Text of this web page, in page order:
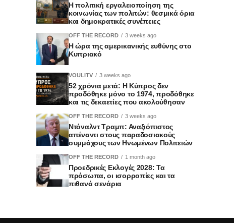
Η πολιτική εργαλειοποίηση της
κοινωνίας των πολιτών: θεσμικά όρια
και δημοκρατικές συνέπειες
OFF THE RECORD 3 weeks ago
Η ώρα της αμερικανικής ευθύνης στο
Κυπριακό
VOULITV 3 weeks ago
52 χρόνια μετά: Η Κύπρος δεν
προδόθηκε μόνο το 1974, προδόθηκε
και τις δεκαετίες που ακολούθησαν
OFF THE RECORD 3 weeks ago
Ντόναλντ Τραμπ: Αναξιόπιστος
απέναντι στους παραδοσιακούς
συμμάχους των Ηνωμένων Πολιτειών
OFF THE RECORD 1 month ago
Προεδρικές Εκλογές 2028: Τα
πρόσωπα, οι ισορροπίες και τα
πιθανά σενάρια